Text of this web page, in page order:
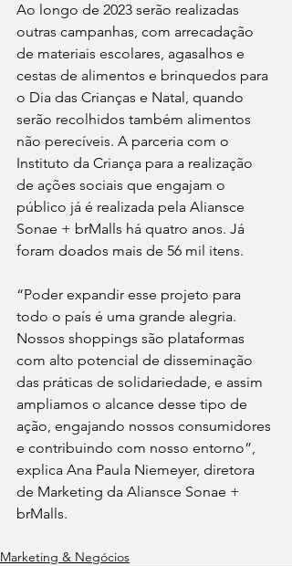
Ao longo de 2023 serão realizadas
outras campanhas, com arrecadação
de materiais escolares, agasalhos e
cestas de alimentos e brinquedos para
o Dia das Crianças e Natal, quando
serão recolhidos também alimentos
não perecíveis. A parceria com o
Instituto da Criança para a realização
de ações sociais que engajam o
público já é realizada pela Aliansce
Sonae + brMalls há quatro anos. Já
foram doados mais de 56 mil itens.
“Poder expandir esse projeto para
todo o país é uma grande alegria.
Nossos shoppings são plataformas
com alto potencial de disseminação
das práticas de solidariedade, e assim
ampliamos o alcance desse tipo de
ação, engajando nossos consumidores
e contribuindo com nosso entorno”,
explica Ana Paula Niemeyer, diretora
de Marketing da Aliansce Sonae +
brMalls.
Marketing & Negócios